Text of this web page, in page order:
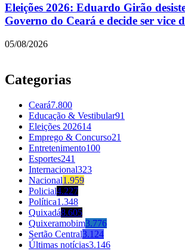
Eleições 2026: Eduardo Girão
Governo do Ceará e decide ser vice
05/08/2026
Categorias
Ceará7.800
Educação & Vestibular91
Eleições 202614
Emprego & Concurso21
Entretenimento100
Esportes241
Internacional323
Nacional1.959
Policial4.227
Política1.348
Quixadá8.605
Quixeramobim3.776
Sertão Central3.124
Últimas notícias3.146